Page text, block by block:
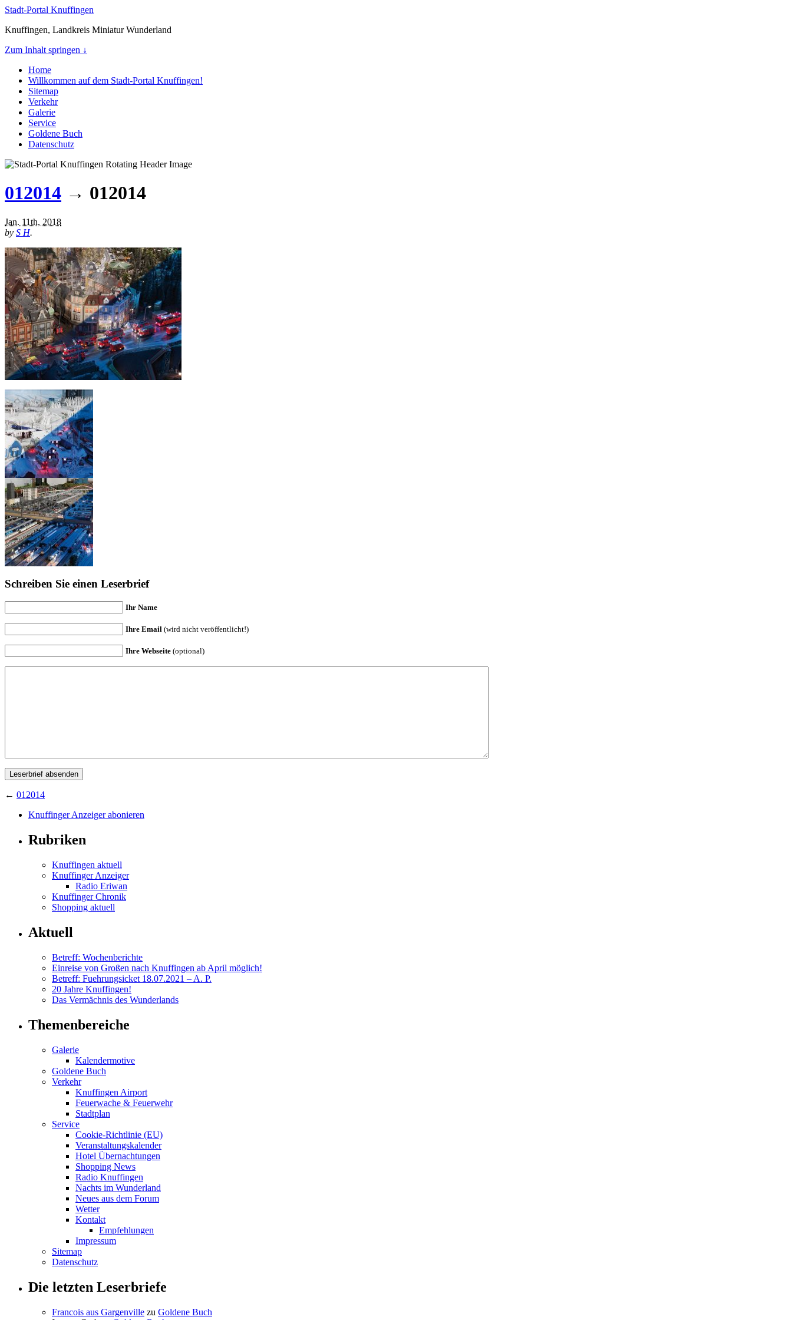
Stadt-Portal Knuffingen
Knuffingen, Landkreis Miniatur Wunderland
Zum Inhalt springen ↓
Home
Willkommen auf dem Stadt-Portal Knuffingen!
Sitemap
Verkehr
Galerie
Service
Goldene Buch
Datenschutz
012014 → 012014
Jan. 11th, 2018
by S H.
Schreiben Sie einen Leserbrief
Ihr Name
Ihre Email (wird nicht veröffentlicht!)
Ihre Webseite (optional)
← 012014
Knuffinger Anzeiger abonieren
Rubriken
Knuffingen aktuell
Knuffinger Anzeiger
Radio Eriwan
Knuffinger Chronik
Shopping aktuell
Aktuell
Betreff: Wochenberichte
Einreise von Großen nach Knuffingen ab April möglich!
Betreff: Fuehrungsicket 18.07.2021 – A. P.
20 Jahre Knuffingen!
Das Vermächnis des Wunderlands
Themenbereiche
Galerie
Kalendermotive
Goldene Buch
Verkehr
Knuffingen Airport
Feuerwache & Feuerwehr
Stadtplan
Service
Cookie-Richtlinie (EU)
Veranstaltungskalender
Hotel Übernachtungen
Shopping News
Radio Knuffingen
Nachts im Wunderland
Neues aus dem Forum
Wetter
Kontakt
Empfehlungen
Impressum
Sitemap
Datenschutz
Die letzten Leserbriefe
Francois aus Gargenville zu Goldene Buch